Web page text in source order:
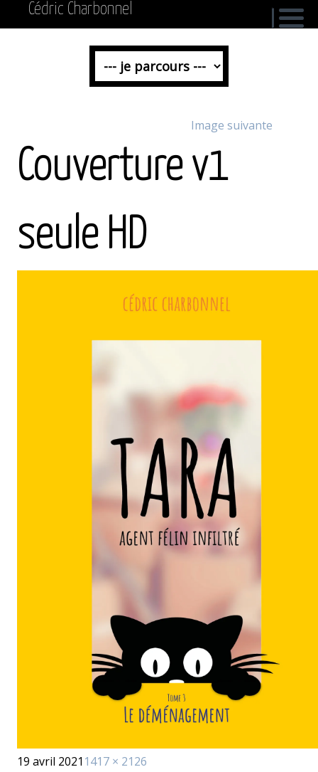
Cédric Charbonnel
Image suivante
Couverture v1
seule HD
Publié
19 avril 2021 Taille
1417 × 2126